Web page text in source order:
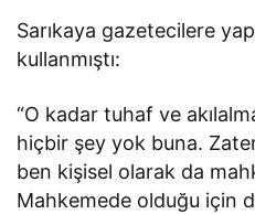
Sarıkaya gazetecilere
kullanmıştı:
“O kadar tuhaf ve
hiçbir şey yok buna.
ben kişisel olarak da
Mahkemede olduğu için